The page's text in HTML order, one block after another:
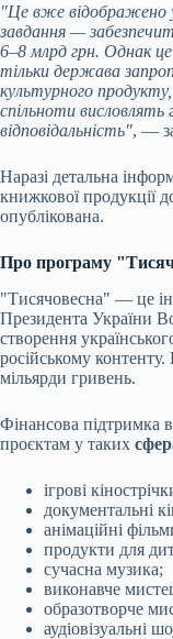
"Це вже відображено
завдання —
6–8 млрд грн. Однак
тільки держава
культурного
спільноти
відповідальність", —
Наразі детальна
книжкової продукції
опублікована.
Про програму
"Тисячовесна" — це
Президента України
створення
російському
мільярди гривень.
Фінансова підтримка
проєктам у таких
ігрові
документальні
анімаційні
продукти для
сучасна музика;
виконавче
образотворче
аудіовізуальні